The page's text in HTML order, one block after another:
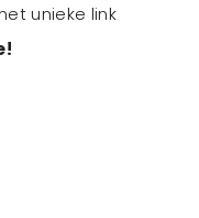
unieke link